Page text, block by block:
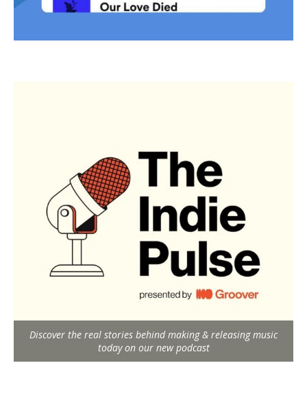
Discover the real stories behind making & releasing music
today on our new podcast